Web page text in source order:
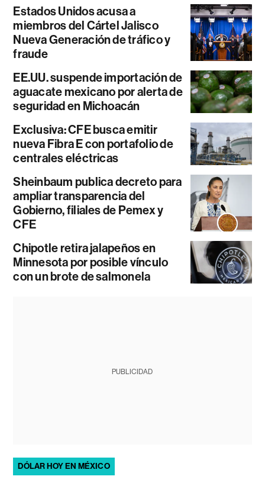
Estados Unidos acusa a
miembros del Cártel Jalisco
Nueva Generación de tráfico y
fraude
EE.UU. suspende importación de
aguacate mexicano por alerta de
seguridad en Michoacán
Exclusiva: CFE busca emitir
nueva Fibra E con portafolio de
centrales eléctricas
Sheinbaum publica decreto para
ampliar transparencia del
Gobierno, filiales de Pemex y
CFE
Chipotle retira jalapeños en
Minnesota por posible vínculo
con un brote de salmonela
PUBLICIDAD
DÓLAR HOY EN MÉXICO